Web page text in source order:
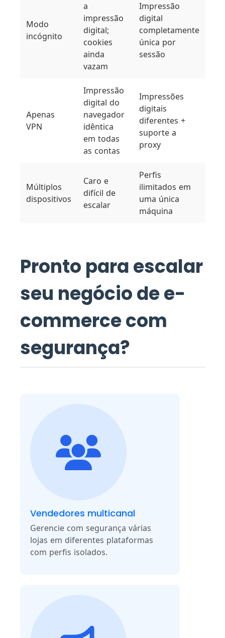
Modo
incógnito
a
impressão
digital;
cookies
ainda
vazam
Impressão
digital
completamente
única por
sessão
Apenas
VPN
Impressão
digital do
navegador
idêntica
em todas
as contas
Impressões
digitais
diferentes +
suporte a
proxy
Múltiplos
dispositivos
Caro e
difícil de
escalar
Perfis
ilimitados em
uma única
máquina
Pronto para escalar
seu negócio de e-
commerce com
segurança?
Vendedores multicanal
Gerencie com segurança várias
lojas em diferentes plataformas
com perfis isolados.